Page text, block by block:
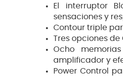
El interruptor
sensaciones y
Contour triple
Tres opciones de
Ocho
amplificador y
Power Control